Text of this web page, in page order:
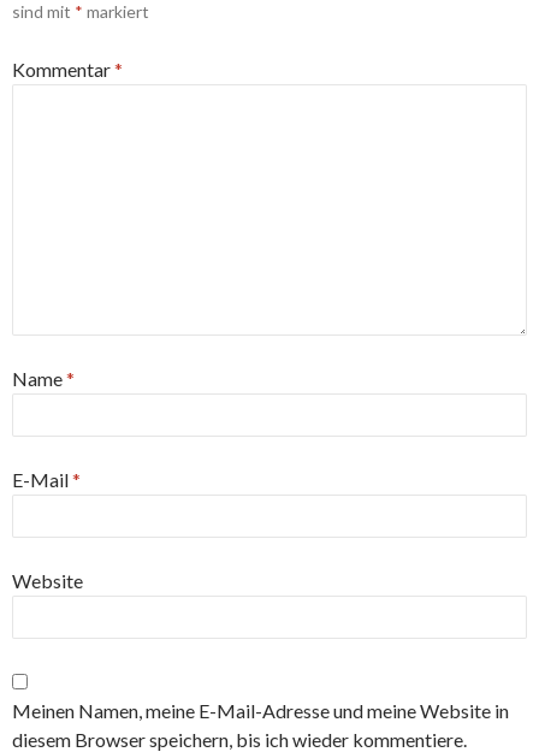
sind mit * markiert
Kommentar*
Name*
E-Mail*
Website
Meinen Namen, meine E-Mail-Adresse und meine Website in
diesem Browser speichern, bis ich wieder kommentiere.